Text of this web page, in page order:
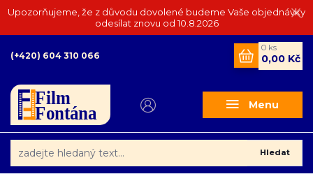
Upozorňujeme, že z důvodu dovolené budeme Vaše objednávky
odesílat znovu od 10.8.2026
Menu
Hledat
(+420) 604 310 066
0 ks
0,00 Kč